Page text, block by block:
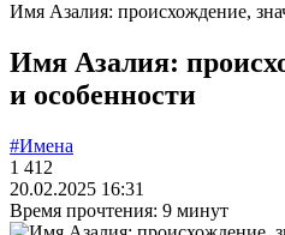
Имя Азалия: происхождение,
Имя Азалия:
и особенности
#Имена
1 412
20.02.2025 16:31
Время прочтения: 9 минут